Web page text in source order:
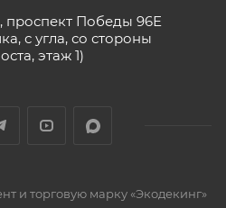
проспект Победы 96Е
с угла, со стороны
этаж 1)
и торговую марку «Экодекинг»